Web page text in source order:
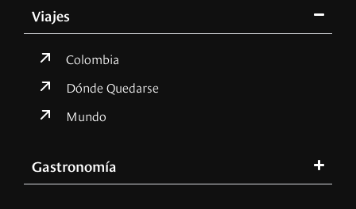
Viajes
Colombia
Dónde Quedarse
Mundo
Gastronomía